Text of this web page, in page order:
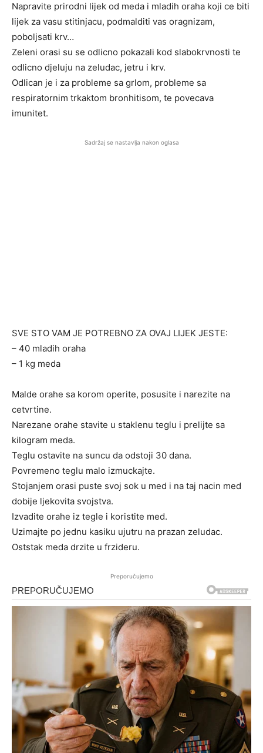
Napravite prirodni lijek od meda i mladih oraha koji ce biti
lijek za vasu stitinjacu, podmalditi vas oragnizam,
poboljsati krv…
Zeleni orasi su se odlicno pokazali kod slabokrvnosti te
odlicno djeluju na zeludac, jetru i krv.
Odlican je i za probleme sa grlom, probleme sa
respiratornim trkaktom bronhitisom, te povecava
imunitet.
Sadržaj se nastavlja nakon oglasa
SVE STO VAM JE POTREBNO ZA OVAJ LIJEK JESTE:
– 40 mladih oraha
– 1 kg meda
Malde orahe sa korom operite, posusite i narezite na
cetvrtine.
Narezane orahe stavite u staklenu teglu i prelijte sa
kilogram meda.
Teglu ostavite na suncu da odstoji 30 dana.
Povremeno teglu malo izmuckajte.
Stojanjem orasi puste svoj sok u med i na taj nacin med
dobije ljekovita svojstva.
Izvadite orahe iz tegle i koristite med.
Uzimajte po jednu kasiku ujutru na prazan zeludac.
Oststak meda drzite u frzideru.
Preporučujemo